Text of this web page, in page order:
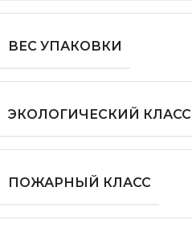
ВЕС УПАКОВКИ
ЭКОЛОГИЧЕСКИЙ КЛАСС
ПОЖАРНЫЙ КЛАСС